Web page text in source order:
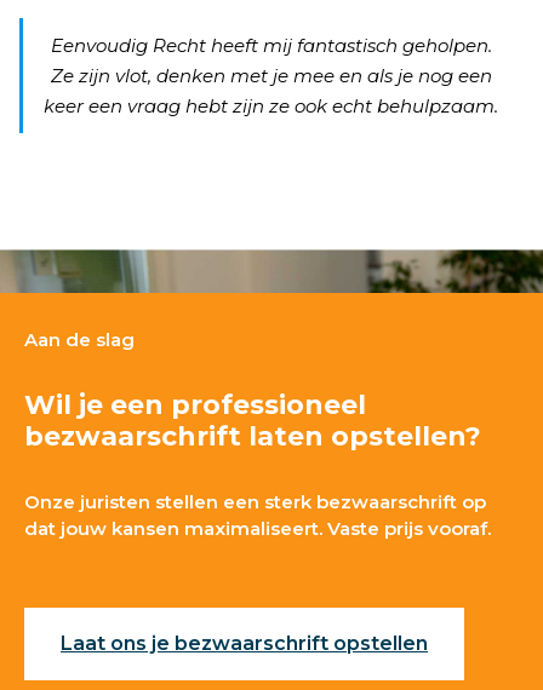
Eenvoudig Recht heeft mij fantastisch geholpen.
Ze zijn vlot, denken met je mee en als je nog een
keer een vraag hebt zijn ze ook echt behulpzaam.
Aan de slag
Wil je een professioneel
bezwaarschrift laten opstellen?
Onze juristen stellen een sterk bezwaarschrift op
dat jouw kansen maximaliseert. Vaste prijs vooraf.
Laat ons je bezwaarschrift opstellen